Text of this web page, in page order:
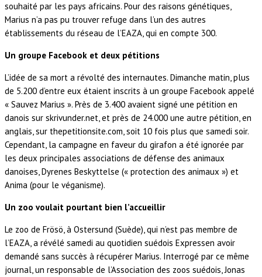
souhaité par les pays africains. Pour des raisons génétiques,
Marius n’a pas pu trouver refuge dans l’un des autres
établissements du réseau de l’EAZA, qui en compte 300.
Un groupe Facebook et deux pétitions
L’idée de sa mort a révolté des internautes. Dimanche matin, plus
de 5.200 d’entre eux étaient inscrits à un groupe Facebook appelé
« Sauvez Marius ». Près de 3.400 avaient signé une pétition en
danois sur skrivunder.net, et près de 24.000 une autre pétition, en
anglais, sur thepetitionsite.com, soit 10 fois plus que samedi soir.
Cependant, la campagne en faveur du girafon a été ignorée par
les deux principales associations de défense des animaux
danoises, Dyrenes Beskyttelse (« protection des animaux ») et
Anima (pour le véganisme).
Un zoo voulait pourtant bien l’accueillir
Le zoo de Frösö, à Ostersund (Suède), qui n’est pas membre de
l’EAZA, a révélé samedi au quotidien suédois Expressen avoir
demandé sans succès à récupérer Marius. Interrogé par ce même
journal, un responsable de l’Association des zoos suédois, Jonas